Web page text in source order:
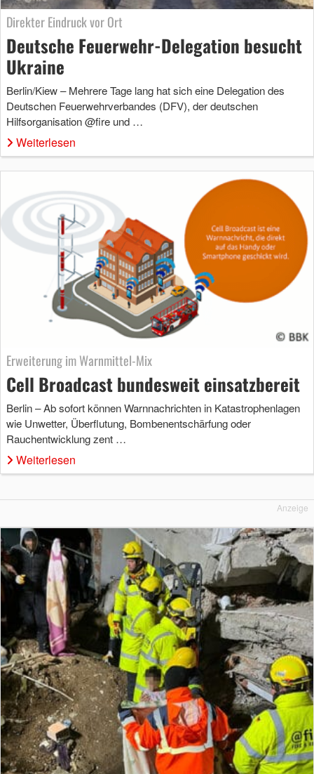
Direkter Eindruck vor Ort
Deutsche Feuerwehr-Delegation besucht
Ukraine
Berlin/Kiew – Mehrere Tage lang hat sich eine Delegation des
Deutschen Feuerwehrverbandes (DFV), der deutschen
Hilfsorganisation @fire und …
Weiterlesen
Erweiterung im Warnmittel-Mix
Cell Broadcast bundesweit einsatzbereit
Berlin – Ab sofort können Warnnachrichten in Katastrophenlagen
wie Unwetter, Überflutung, Bombenentschärfung oder
Rauchentwicklung zent …
Weiterlesen
Anzeige